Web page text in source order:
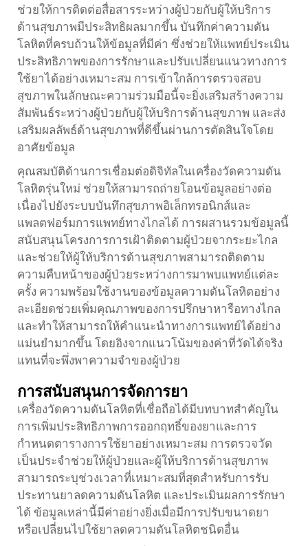
ช่วยให้การติดต่อสื่อสารระหว่างผู้ป่วยกับผู้ให้บริการ
ด้านสุขภาพมีประสิทธิผลมากขึ้น บันทึกค่าความดัน
โลหิตที่ครบถ้วนให้ข้อมูลที่มีค่า ซึ่งช่วยให้แพทย์ประเมิน
ประสิทธิภาพของการรักษาและปรับเปลี่ยนแนวทางการ
ใช้ยาได้อย่างเหมาะสม การเข้าใกล้การตรวจสอบ
สุขภาพในลักษณะความร่วมมือนี้จะยิ่งเสริมสร้างความ
สัมพันธ์ระหว่างผู้ป่วยกับผู้ให้บริการด้านสุขภาพ และส่ง
เสริมผลลัพธ์ด้านสุขภาพที่ดีขึ้นผ่านการตัดสินใจโดย
อาศัยข้อมูล
คุณสมบัติด้านการเชื่อมต่อดิจิทัลในเครื่องวัดความดัน
โลหิตรุ่นใหม่ ช่วยให้สามารถถ่ายโอนข้อมูลอย่างต่อ
เนื่องไปยังระบบบันทึกสุขภาพอิเล็กทรอนิกส์และ
แพลตฟอร์มการแพทย์ทางไกลได้ การผสานรวมข้อมูลนี้
สนับสนุนโครงการการเฝ้าติดตามผู้ป่วยจากระยะไกล
และช่วยให้ผู้ให้บริการด้านสุขภาพสามารถติดตาม
ความคืบหน้าของผู้ป่วยระหว่างการมาพบแพทย์แต่ละ
ครั้ง ความพร้อมใช้งานของข้อมูลความดันโลหิตอย่าง
ละเอียดช่วยเพิ่มคุณภาพของการปรึกษาหารือทางไกล
และทำให้สามารถให้คำแนะนำทางการแพทย์ได้อย่าง
แม่นยำมากขึ้น โดยอิงจากแนวโน้มของค่าที่วัดได้จริง
แทนที่จะพึ่งพาความจำของผู้ป่วย
การสนับสนุนการจัดการยา
เครื่องวัดความดันโลหิตที่เชื่อถือได้มีบทบาทสำคัญใน
การเพิ่มประสิทธิภาพการออกฤทธิ์ของยาและการ
กำหนดตารางการใช้ยาอย่างเหมาะสม การตรวจวัด
เป็นประจำช่วยให้ผู้ป่วยและผู้ให้บริการด้านสุขภาพ
สามารถระบุช่วงเวลาที่เหมาะสมที่สุดสำหรับการรับ
ประทานยาลดความดันโลหิต และประเมินผลการรักษา
ได้ ข้อมูลเหล่านี้มีค่าอย่างยิ่งเมื่อมีการปรับขนาดยา
หรือเปลี่ยนไปใช้ยาลดความดันโลหิตชนิดอื่น